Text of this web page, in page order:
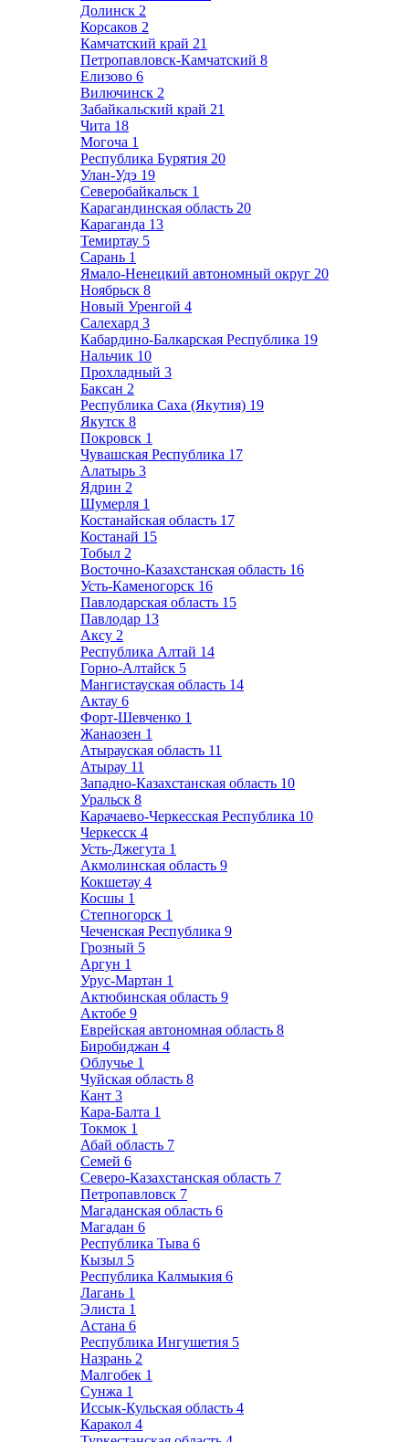
Долинск 2
Корсаков 2
Камчатский край 21
Петропавловск-Камчатский 8
Елизово 6
Вилючинск 2
Забайкальский край 21
Чита 18
Могоча 1
Республика Бурятия 20
Улан-Удэ 19
Северобайкальск 1
Карагандинская область 20
Караганда 13
Темиртау 5
Сарань 1
Ямало-Ненецкий автономный округ 20
Ноябрьск 8
Новый Уренгой 4
Салехард 3
Кабардино-Балкарская Республика 19
Нальчик 10
Прохладный 3
Баксан 2
Республика Саха (Якутия) 19
Якутск 8
Покровск 1
Чувашская Республика 17
Алатырь 3
Ядрин 2
Шумерля 1
Костанайская область 17
Костанай 15
Тобыл 2
Восточно-Казахстанская область 16
Усть-Каменогорск 16
Павлодарская область 15
Павлодар 13
Аксу 2
Республика Алтай 14
Горно-Алтайск 5
Мангистауская область 14
Актау 6
Форт-Шевченко 1
Жанаозен 1
Атырауская область 11
Атырау 11
Западно-Казахстанская область 10
Уральск 8
Карачаево-Черкесская Республика 10
Черкесск 4
Усть-Джегута 1
Акмолинская область 9
Кокшетау 4
Косшы 1
Степногорск 1
Чеченская Республика 9
Грозный 5
Аргун 1
Урус-Мартан 1
Актюбинская область 9
Актобе 9
Еврейская автономная область 8
Биробиджан 4
Облучье 1
Чуйская область 8
Кант 3
Кара-Балта 1
Токмок 1
Абай область 7
Семей 6
Северо-Казахстанская область 7
Петропавловск 7
Магаданская область 6
Магадан 6
Республика Тыва 6
Кызыл 5
Республика Калмыкия 6
Лагань 1
Элиста 1
Астана 6
Республика Ингушетия 5
Назрань 2
Малгобек 1
Сунжа 1
Иссык-Кульская область 4
Каракол 4